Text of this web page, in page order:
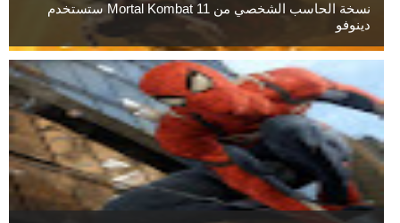
نسخة الحاسب الشخصي من Mortal Kombat 11 ستستخدم
دينوفو